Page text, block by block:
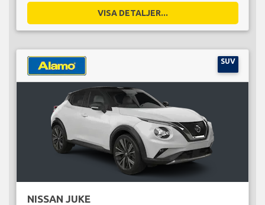
VISA DETALJER...
SUV
NISSAN JUKE